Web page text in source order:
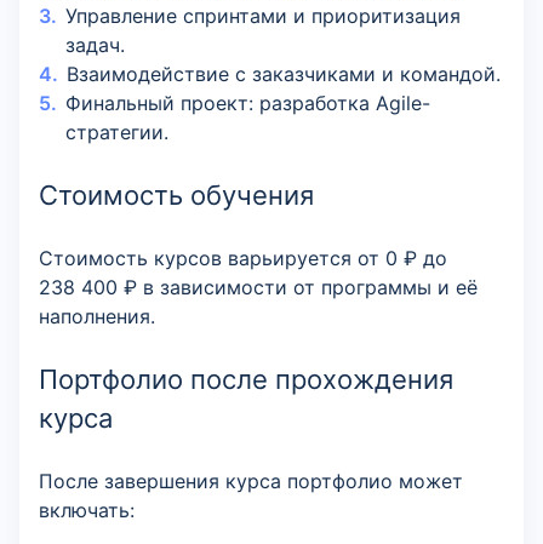
Управление спринтами и приоритизация
задач.
Взаимодействие с заказчиками и командой.
Финальный проект: разработка Agile-
стратегии.
Стоимость обучения
Стоимость курсов варьируется от 0 ₽ до
238 400 ₽ в зависимости от программы и её
наполнения.
Портфолио после прохождения
курса
После завершения курса портфолио может
включать: